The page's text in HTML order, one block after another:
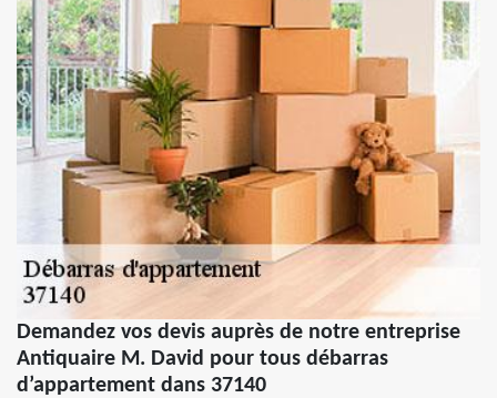
Demandez vos devis auprès de notre entreprise
Antiquaire M. David pour tous débarras
d’appartement dans 37140